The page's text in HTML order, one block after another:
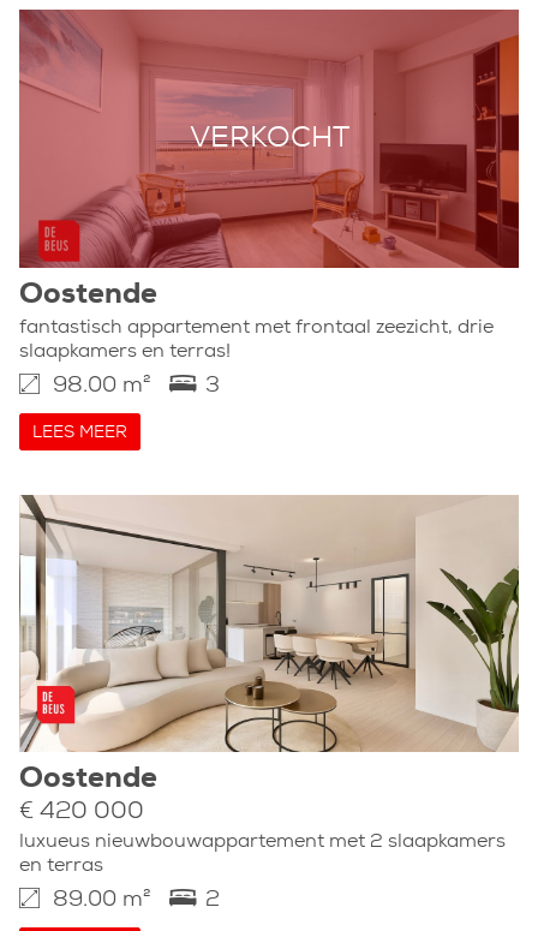
VERKOCHT
Oostende
fantastisch appartement met frontaal zeezicht, drie
slaapkamers en terras!
98.00 m² 3
LEES MEER
Oostende
€ 420 000
luxueus nieuwbouwappartement met 2 slaapkamers
en terras
89.00 m² 2